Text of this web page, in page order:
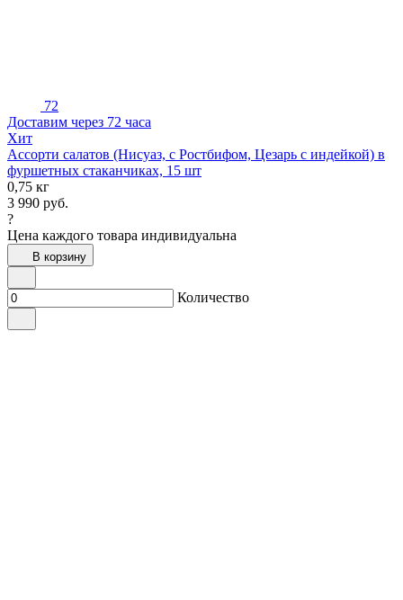
72
Доставим через 72 часа
Хит
Ассорти салатов (Нисуаз, с Ростбифом, Цезарь с индейкой) в
фуршетных стаканчиках, 15 шт
0,75 кг
3 990 руб.
?
Цена каждого товара индивидуальна
В корзину
Количество